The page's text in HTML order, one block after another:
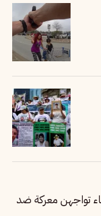
تواجهن معركة ضد